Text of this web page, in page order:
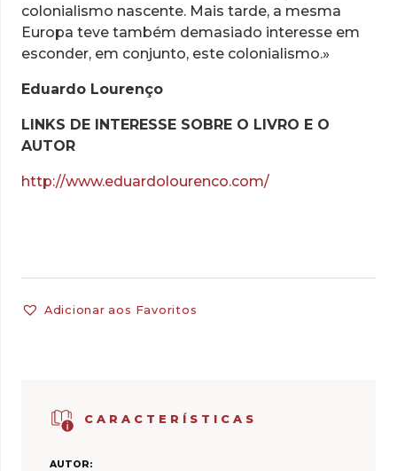
CARACTERÍSTICAS
AUTOR:
colonialismo nascente. Mais tarde, a mesma
Europa teve também demasiado interesse em
esconder, em conjunto, este colonialismo.»
Eduardo Lourenço
LINKS DE INTERESSE SOBRE O LIVRO E O
AUTOR
http://www.eduardolourenco.com/
Adicionar aos Favoritos